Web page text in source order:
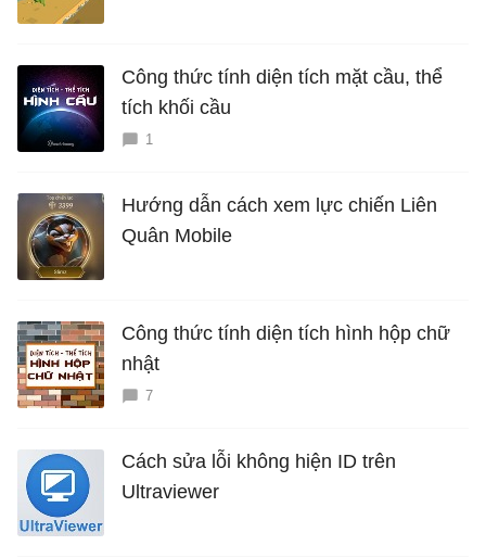
Công thức tính diện tích mặt cầu, thể
tích khối cầu
1
Hướng dẫn cách xem lực chiến Liên
Quân Mobile
Công thức tính diện tích hình hộp chữ
nhật
7
Cách sửa lỗi không hiện ID trên
Ultraviewer